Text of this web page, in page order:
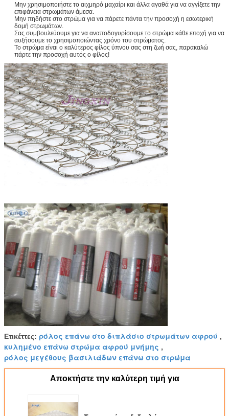
Μην χρησιμοποιήστε το αιχμηρό μαχαίρι και άλλα αγαθά για να αγγίξετε την
επιφάνεια στρωμάτων άμεσα.
Μην πηδήστε στο στρώμα για να πάρετε πάντα την προσοχή η εσωτερική
δομή στρωμάτων.
Σας συμβουλεύουμε για να αναποδογυρίσουμε το στρώμα κάθε εποχή για να
αυξήσουμε το χρησιμοποιώντας χρόνο του στρώματος.
Το στρώμα είναι ο καλύτερος φίλος ύπνου σας στη ζωή σας, παρακαλώ
πάρτε την προσοχή αυτός ο φίλος!
Ετικέττες: ρόλος επάνω στο διπλάσιο στρωμάτων αφρού ,
κυλημένο επάνω στρώμα αφρού μνήμης ,
ρόλος μεγέθους βασιλιάδων επάνω στο στρώμα
Αποκτήστε την καλύτερη τιμή για